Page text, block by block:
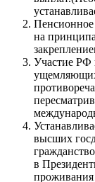
Пенсионное
на
Участие РФ
высших
в
проживания